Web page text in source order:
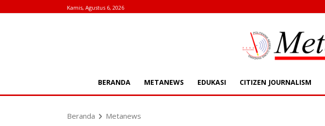
Kamis, Agustus 6, 2026
BERANDA METANEWS EDUKASI CITIZEN JOURNALISM
Beranda Metanews